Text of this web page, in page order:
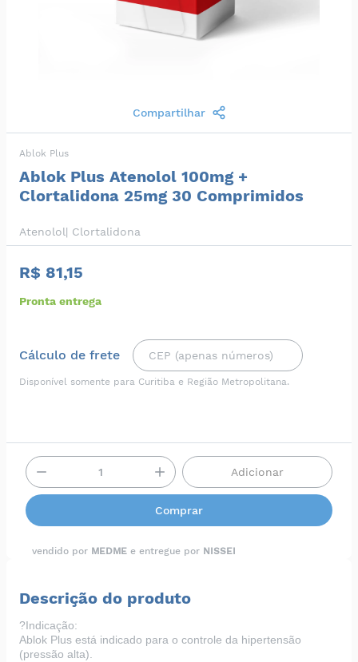
Compartilhar
Ablok Plus
Ablok Plus Atenolol 100mg +
Clortalidona 25mg 30 Comprimidos
Atenolol| Clortalidona
R$ 81,15
Pronta entrega
Cálculo de frete
Disponível somente para Curitiba e Região Metropolitana.
Adicionar
Comprar
vendido por MEDME e entregue por NISSEI
Descrição do produto
?Indicação:
Ablok Plus está indicado para o controle da hipertensão
(pressão alta).